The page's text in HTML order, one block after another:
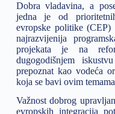
Dobra vladavina, a
jedna je od
evropske politike
najrazvijenija
projekata je na
dugogodišnjem
prepoznat kao vodeća
koja se bavi ovim
Važnost dobrog
evropskih integracija